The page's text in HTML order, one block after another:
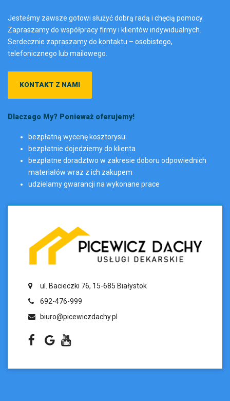
Jesteśmy zawsze gotowi służyć dobrą radą i chęcią pomocy.
Zapraszamy do współpracy firmy i klientów indywidualnych.
Serdecznie zapraszamy do kontaktu – osobistego,
telefonicznego lub mailowego.
KONTAKT Z NAMI
Dlaczego My? Ponieważ oferujemy!
bezpłatną wycenę kosztorysu
bezpłatnie dojedziemy do klienta
bezpłatne doradztwo w zakresie doboru odpowiednich
materiałów wraz z ich zakupem
udzielamy gwarancji na wykonane prace
ul. Bacieczki 76, 15-685 Białystok
692-476-999
biuro@picewiczdachy.pl